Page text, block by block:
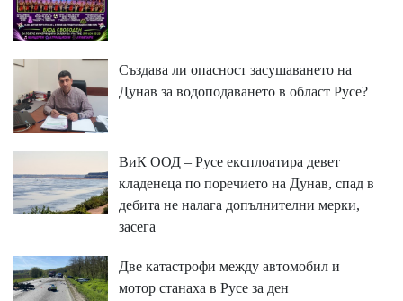
Създава ли опасност засушаването на
Дунав за водоподаването в област Русе?
ВиК ООД – Русе експлоатира девет
кладенеца по поречието на Дунав, спад в
дебита не налага допълнителни мерки,
засега
Две катастрофи между автомобил и
мотор станаха в Русе за ден